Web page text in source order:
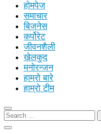
होमपेज
समाचार
बिजनेस
कर्पोरेट
जीवनशैली
खेलकुद
मनोरन्जन
हाम्रो बारे
हाम्रो टीम
Search
for: